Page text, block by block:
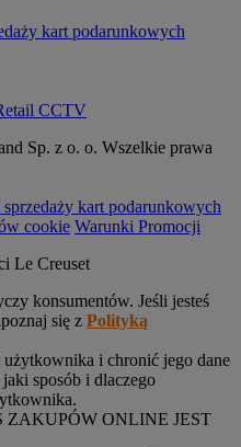
kart podarunkowych
CCTV
Sp. z o. o. Wszelkie prawa
kart podarunkowych
cookie Warunki Promocji
Le Creuset
konsumentów. Jeśli jesteś
się z Polityką
i chronić jego dane
sposób i dlaczego
ZAKUPÓW ONLINE JEST